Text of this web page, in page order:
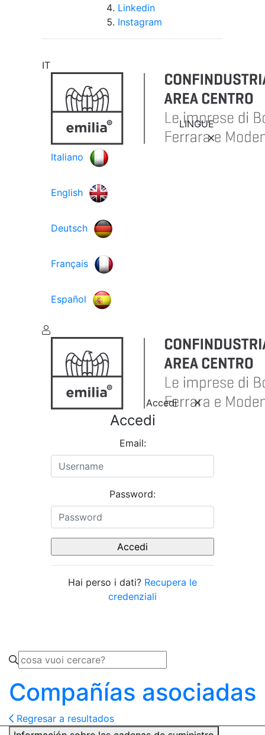
Linkedin
Instagram
IT
LINGUE
Italiano
English
Deutsch
Français
Español
Accedi
Accedi
Email:
Password:
Hai perso i dati? Recupera le
credenziali
Compañías asociadas
Regresar a resultados